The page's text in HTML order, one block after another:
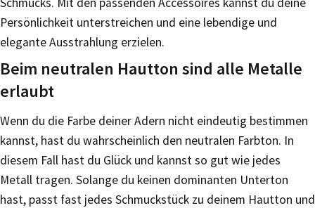
Persönlichkeit unterstreichen und eine lebendige und
elegante Ausstrahlung erzielen.
Beim neutralen Hautton sind alle Metalle
erlaubt
Wenn du die Farbe deiner Adern nicht eindeutig bestimmen
kannst, hast du wahrscheinlich den neutralen Farbton. In
diesem Fall hast du Glück und kannst so gut wie jedes
Metall tragen. Solange du keinen dominanten Unterton
hast, passt fast jedes Schmuckstück zu deinem Hautton und